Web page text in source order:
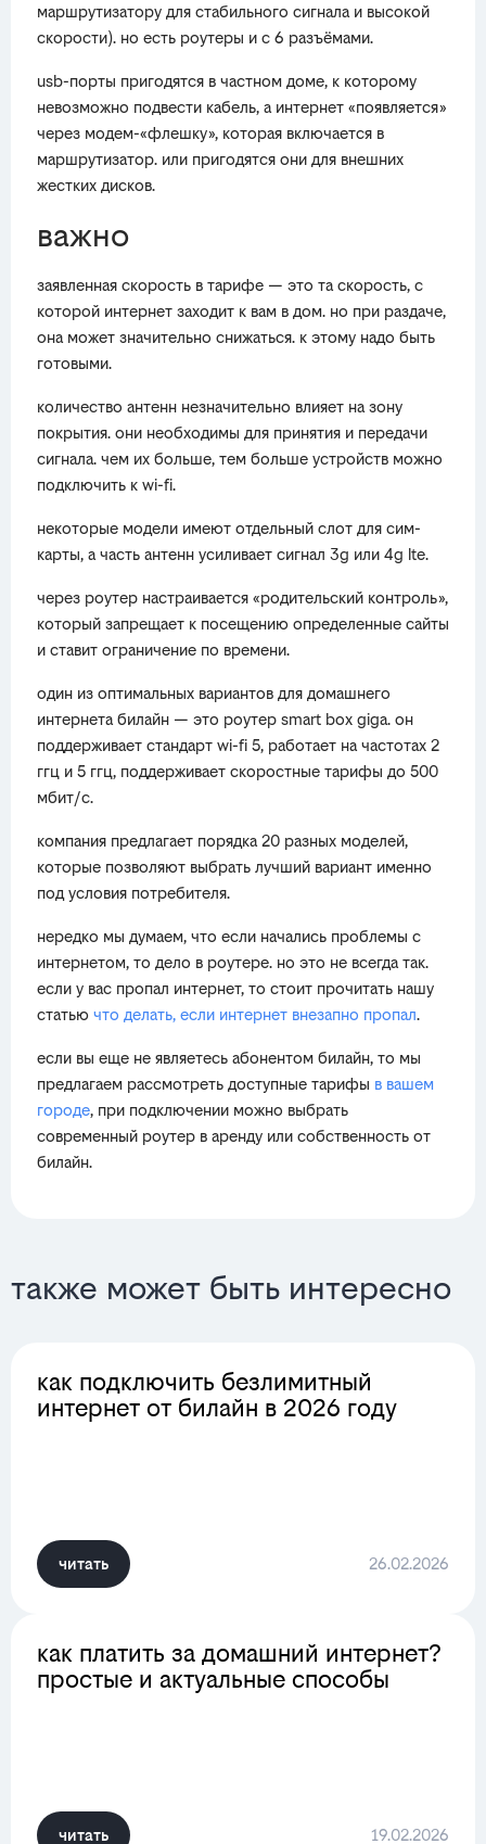
маршрутизатору для стабильного сигнала и высокой
скорости). но есть роутеры и с 6 разъёмами.
usb-порты пригодятся в частном доме, к которому
невозможно подвести кабель, а интернет «появляется»
через модем-«флешку», которая включается в
маршрутизатор. или пригодятся они для внешних
жестких дисков.
важно
заявленная скорость в тарифе — это та скорость, с
которой интернет заходит к вам в дом. но при раздаче,
она может значительно снижаться. к этому надо быть
готовыми.
количество антенн незначительно влияет на зону
покрытия. они необходимы для принятия и передачи
сигнала. чем их больше, тем больше устройств можно
подключить к wi-fi.
некоторые модели имеют отдельный слот для сим-
карты, а часть антенн усиливает сигнал 3g или 4g lte.
через роутер настраивается «родительский контроль»,
который запрещает к посещению определенные сайты
и ставит ограничение по времени.
один из оптимальных вариантов для домашнего
интернета билайн — это роутер smart box giga. он
поддерживает стандарт wi-fi 5, работает на частотах 2
ггц и 5 ггц, поддерживает скоростные тарифы до 500
мбит/с.
компания предлагает порядка 20 разных моделей,
которые позволяют выбрать лучший вариант именно
под условия потребителя.
нередко мы думаем, что если начались проблемы с
интернетом, то дело в роутере. но это не всегда так.
если у вас пропал интернет, то стоит прочитать нашу
статью что делать, если интернет внезапно пропал.
если вы еще не являетесь абонентом билайн, то мы
предлагаем рассмотреть доступные тарифы в вашем
городе, при подключении можно выбрать
современный роутер в аренду или собственность от
билайн.
также может быть интересно
как подключить безлимитный
интернет от билайн в 2026 году
читать 26.02.2026
как платить за домашний интернет?
простые и актуальные способы
читать 19.02.2026